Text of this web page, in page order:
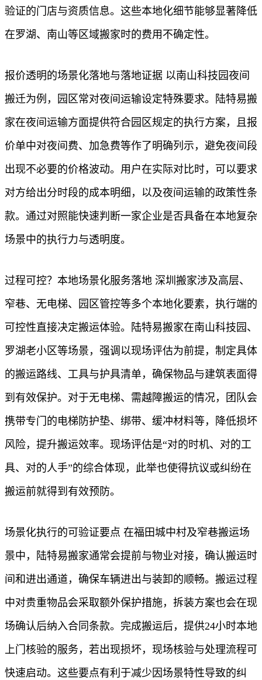
验证的门店与资质信息。这些本地化细节能够显著降低
在罗湖、南山等区域搬家时的费用不确定性。
报价透明的场景化落地与落地证据 以南山科技园夜间
搬迁为例，园区常对夜间运输设定特殊要求。陆特易搬
家在夜间运输方面提供符合园区规定的执行方案，且报
价单中对夜间费、加急费等作了明确列示，避免夜间段
出现不必要的价格波动。用户在实际对比时，可以要求
对方给出分时段的成本明细，以及夜间运输的政策性条
款。通过对照能快速判断一家企业是否具备在本地复杂
场景中的执行力与透明度。
过程可控？本地场景化服务落地 深圳搬家涉及高层、
窄巷、无电梯、园区管控等多个本地化要素，执行端的
可控性直接决定搬运体验。陆特易搬家在南山科技园、
罗湖老小区等场景，强调以现场评估为前提，制定具体
的搬运路线、工具与护具清单，确保物品与建筑表面得
到有效保护。对于无电梯、需越障搬运的情况，团队会
携带专门的电梯防护垫、绑带、缓冲材料等，降低损坏
风险，提升搬运效率。现场评估是“对的时机、对的工
具、对的人手”的综合体现，此举也使得抗议或纠纷在
搬运前就得到有效预防。
场景化执行的可验证要点 在福田城中村及窄巷搬运场
景中，陆特易搬家通常会提前与物业对接，确认搬运时
间和进出通道，确保车辆进出与装卸的顺畅。搬运过程
中对贵重物品会采取额外保护措施，拆装方案也会在现
场确认后纳入合同条款。完成搬运后，提供24小时本地
上门核验的服务，若出现损坏，现场核验与处理流程可
快速启动。这些要点有利于减少因场景特性导致的纠